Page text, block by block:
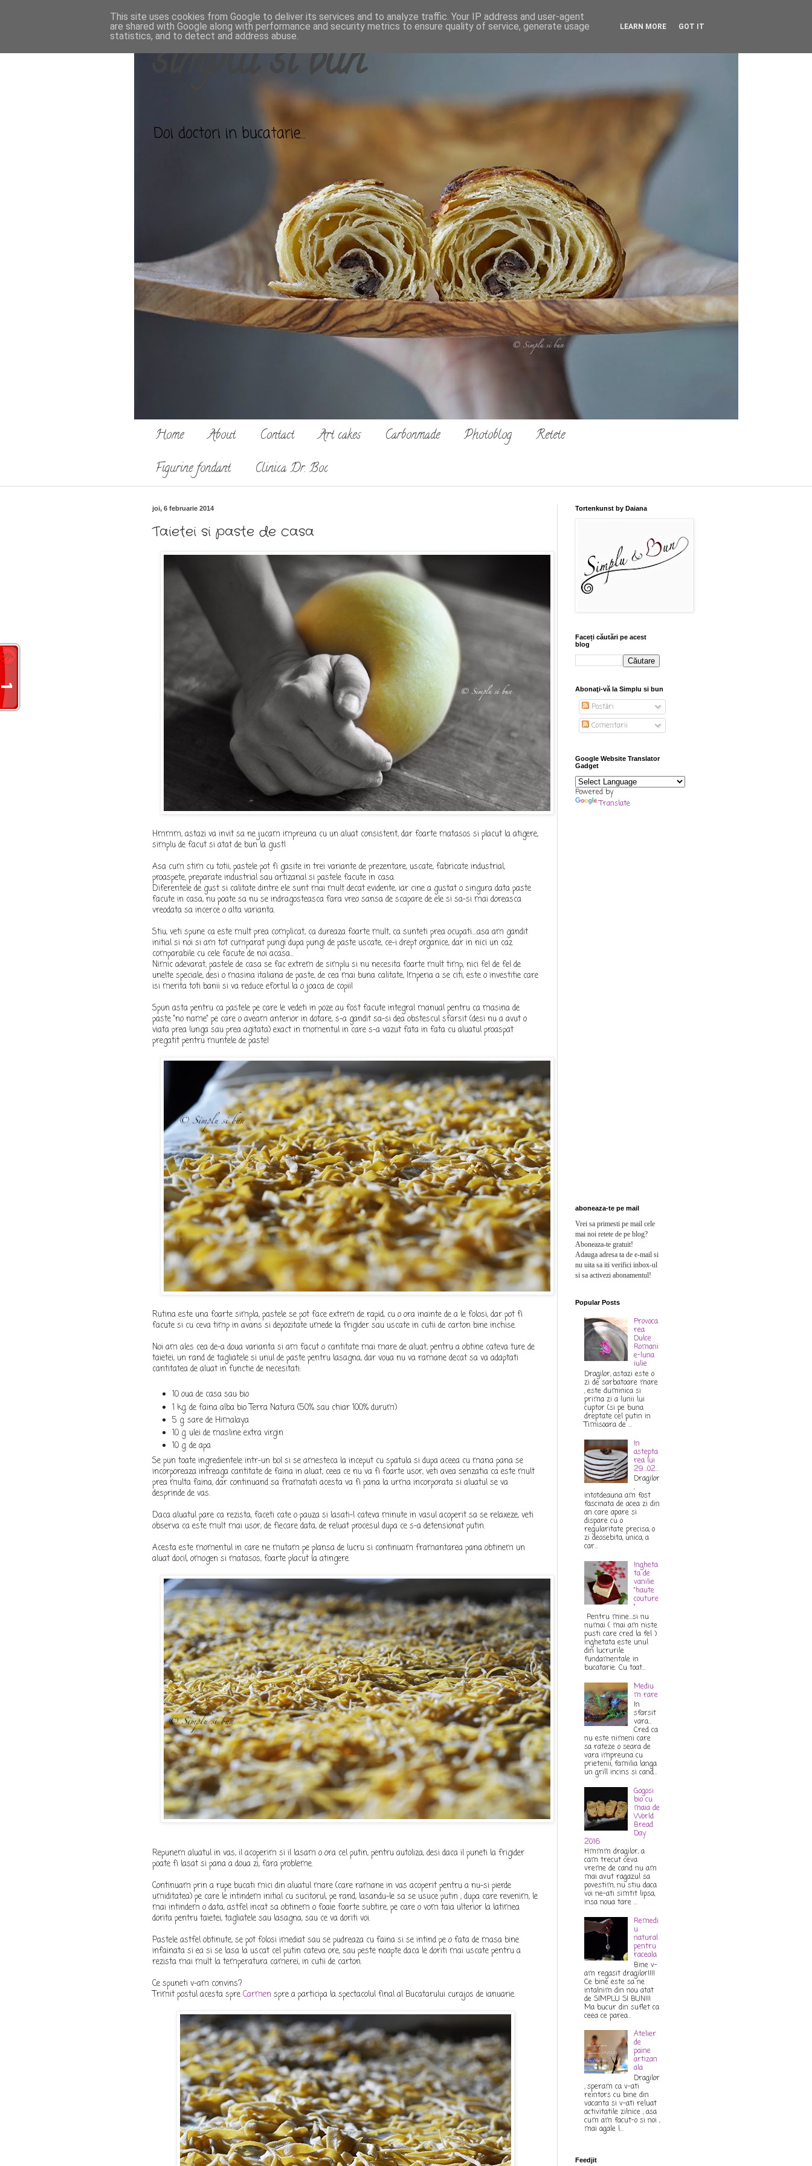
simplu si bun
Doi doctori in bucatarie...
Home About Contact Art cakes Carbonmade Photoblog
Retete
Figurine fondant
Clinica Dr. Boc
joi, 6 februarie 2014
Taietei si paste de casa
Hmmm, astazi va invit sa ne jucam impreuna cu un aluat consistent, dar foarte matasos si placut la atigere,
simplu de facut si atat de bun la gust!
Asa cum stim cu totii, pastele pot fi gasite in trei variante de prezentare, uscate, fabricate industrial,
proaspete, preparate industrial sau artizanal si pastele facute in casa.
Diferentele de gust si calitate dintre ele sunt mai mult decat evidente, iar cine a gustat o singura data paste
facute in casa, nu poate sa nu se indragosteasca fara vreo sansa de scapare de ele si sa-si mai doreasca
vreodata sa incerce o alta varianta.
Stiu, veti spune ca este mult prea complicat, ca dureaza foarte mult, ca sunteti prea ocupati....asa am gandit
initial si noi si am tot cumparat pungi dupa pungi de paste uscate, ce-i drept organice, dar in nici un caz
comparabile cu cele facute de noi acasa...
Nimic adevarat, pastele de casa se fac extrem de simplu si nu necesita foarte mult timp, nici fel de fel de
unelte speciale, desi o masina italiana de paste, de cea mai buna calitate, Imperia a se citi, este o investitie care
isi merita toti banii si va reduce efortul la o joaca de copii!
Spun asta pentru ca pastele pe care le vedeti in poze au fost facute integral manual pentru ca masina de
paste "no name" pe care o aveam anterior in dotare, s-a gandit sa-si dea obstescul sfarsit (desi nu a avut o
viata prea lunga sau prea agitata) exact in momentul in care s-a vazut fata in fata cu aluatul proaspat
pregatit pentru muntele de paste!
Rutina este una foarte simpla, pastele se pot face extrem de rapid, cu o ora inainte de a le folosi, dar pot fi
facute si cu ceva timp in avans si depozitate umede la frigider sau uscate in cutii de carton bine inchise.
Noi am ales cea de-a doua varianta si am facut o cantitate mai mare de aluat, pentru a obtine cateva ture de
taietei, un rand de tagliatele si unul de paste pentru lasagna, dar voua nu va ramane decat sa va adaptati
cantitatea de aluat in functie de necesitati:
10 oua de casa sau bio
1 kg. de faina alba bio Terra Natura (50% sau chiar 100% durum)
5 g. sare de Himalaya
10 g. ulei de masline extra virgin
10 g. de apa
Se pun toate ingredientele intr-un bol si se amesteca la inceput cu spatula si dupa aceea cu mana pana se
incorporeaza intreaga cantitate de faina in aluat, ceea ce nu va fi foarte usor, veti avea senzatia ca este mult
prea multa faina, dar continuand sa framatati acesta va fi pana la urma incorporata si aluatul se va
desprinde de vas.
Daca aluatul pare ca rezista, faceti cate o pauza si lasati-l cateva minute in vasul acoperit sa se relaxeze, veti
observa ca este mult mai usor, de fiecare data, de reluat procesul dupa ce s-a detensionat putin.
Acesta este momentul in care ne mutam pe plansa de lucru si continuam framantarea pana obtinem un
aluat docil, omogen si matasos, foarte placut la atingere.
Repunem aluatul in vas, il acoperim si il lasam o ora cel putin, pentru autoliza, desi daca il puneti la frigider
poate fi lasat si pana a doua zi, fara probleme.
Continuam prin a rupe bucati mici din aluatul mare (care ramane in vas acoperit pentru a nu-si pierde
umiditatea) pe care le intindem initial cu sucitorul, pe rand, lasandu-le sa se usuce putin , dupa care revenim, le
mai intindem o data, astfel incat sa obtinem o foaie foarte subtire, pe care o vom taia ulterior la latimea
dorita pentru taietei, tagliatele sau lasagna, sau ce va doriti voi.
Pastele astfel obtinute, se pot folosi imediat sau se pudreaza cu faina si se intind pe o fata de masa bine
infainata si ea si se lasa la uscat cel putin cateva ore, sau peste noapte daca le doriti mai uscate pentru a
rezista mai mult la temperatura camerei, in cutii de carton.
Ce spuneti v-am convins?
Trimit postul acesta spre Carmen spre a participa la spectacolul final al Bucatarului curajos de ianuarie.
Tortenkunst by Daiana
Faceți căutări pe acest
blog
Abonaţi-vă la Simplu si bun
Postări
Comentarii
Google Website Translator
Gadget
Powered by
Translate
aboneaza-te pe mail
Vrei sa primesti pe mail cele
mai noi retete de pe blog?
Aboneaza-te gratuit!
Adauga adresa ta de e-mail si
nu uita sa iti verifici inbox-ul
si sa activezi abonamentul!
Popular Posts
Provoca
rea
Dulce
Romani
e-luna
iulie
Dragilor, astazi este o
zi de sarbatoare mare
, este duminica si
prima zi a lunii lui
cuptor (si pe buna
dreptate cel putin in
Timisoara de ...
In
astepta
rea lui
29...02...
Dragilor
,
intotdeauna am fost
fascinata de acea zi din
an care apare si
dispare cu o
regularitate precisa, o
zi deosebita, unica, a
car...
Ingheta
ta de
vanilie
"haute
couture
"
Pentru mine...si nu
numai ( mai am niste
pusti care cred la fel )
inghetata este unul
din lucrurile
fundamentale in
bucatarie. Cu toat...
Mediu
m rare
In
sfarsit
vara...
Cred ca
nu este nimeni care
sa rateze o seara de
vara impreuna cu
prietenii, familia langa
un grill incins si cand...
Gogosi
bio cu
maia de
World
Bread
Day
2016
Hmmm dragilor, a
cam trecut ceva
vreme de cand nu am
mai avut ragazul sa
povestim, nu stiu daca
voi ne-ati simtit lipsa,
insa noua tare ...
Remedi
u
natural
pentru
raceala
Bine v-
am regasit dragilor!!!!
Ce bine este sa ne
intalnim din nou atat
de SIMPLU SI BUN!!!
Ma bucur din suflet ca
ceea ce parea...
Atelier
de
paine
artizan
ala
Dragilor
, speram ca v-ati
reintors cu bine din
vacanta si v-ati reluat
activitatile zilnice , asa
cum am facut-o si noi ,
mai agale l...
Feedjit
This site uses cookies from Google to deliver its services and to analyze traffic. Your IP address and user-agent
are shared with Google along with performance and security metrics to ensure quality of service, generate usage
statistics, and to detect and address abuse.
LEARN MORE GOT IT